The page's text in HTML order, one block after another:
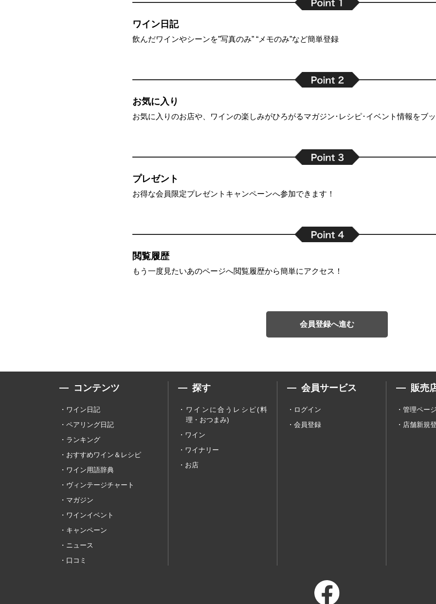
ワイン日記
飲んだワインやシーンを”写真のみ” “メモのみ”など簡単登録
お気に入り
お気に入りのお店や、ワインの楽しみがひろがるマガジン･レシピ･イベント情報をブ
プレゼント
お得な会員限定プレゼントキャンペーンへ参加できます！
閲覧履歴
もう一度見たいあのページへ閲覧履歴から簡単にアクセス！
会員登録へ進む
コンテンツ
ワイン日記
ペアリング日記
ランキング
おすすめワイン＆レシピ
ワイン用語辞典
ヴィンテージチャート
マガジン
ワインイベント
キャンペーン
ニュース
口コミ
探す
ワインに合うレシピ(料
理・おつまみ)
ワイン
ワイナリー
お店
会員サービス
ログイン
会員登録
販売
管理ペー
店舗新規